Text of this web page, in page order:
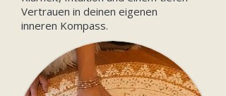
Vertrauen in deinen eigenen
inneren Kompass.